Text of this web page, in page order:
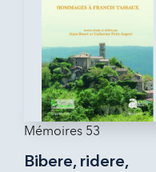
Mémoires 53
Bibere, ridere,